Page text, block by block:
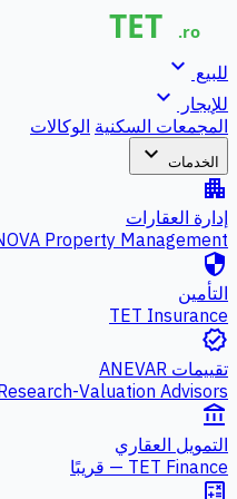
للبيع expand_more
للإيجار expand_more
المجمعات السكنية الوكالات
الخدمات expand_more
apartment
إدارة العقارات
Property Management
security
التأمين
TET Insurance
verified
تقييمات ANEVAR
Valuation Advisors
account_balance
التمويل العقاري
TET Finance — قريبًا
calculate